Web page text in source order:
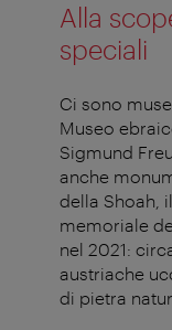
Alla
speciali
Ci sono
Museo
Sigmund
anche
della Shoah,
memoriale
nel 2021:
austriache
di pietra